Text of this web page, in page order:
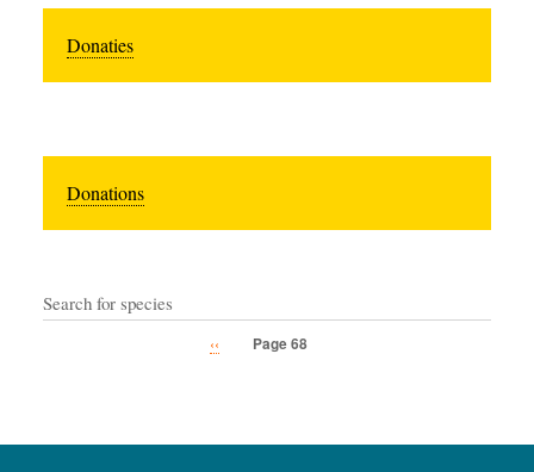
Donaties
Donations
Search for species
Previous
‹‹ Page 68